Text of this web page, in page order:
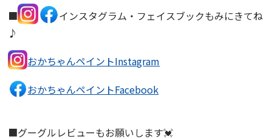
■
インスタグラム・フェイスブックもみにきてね
♪
おかちゃんペイントInstagram
おかちゃんペイントFacebook
■グーグルレビューもお願いします💓